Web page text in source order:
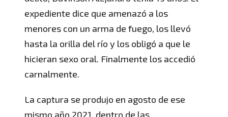
expediente dice que amenazó a los
menores con un arma de fuego, los llevó
hasta la orilla del río y los obligó a que le
hicieran sexo oral. Finalmente los accedió
carnalmente.
La captura se produjo en agosto de ese
mismo año 2021, dentro de las